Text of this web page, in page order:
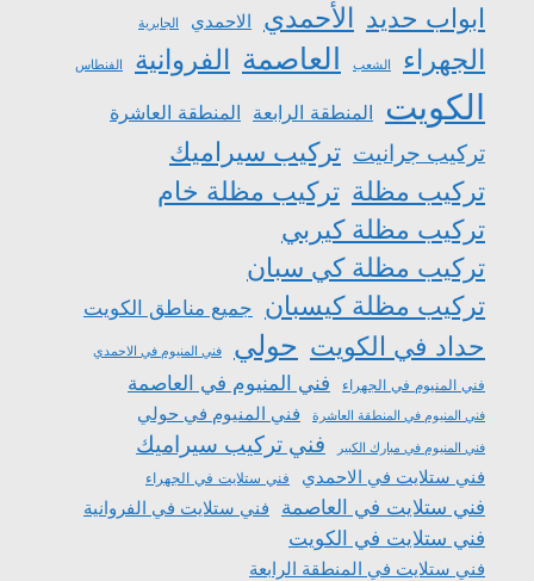
ابواب حديد الأحمدي الاحمدي الجابرية
الجهراء الشعب العاصمة الفروانية الفنطاس
الكويت المنطقة الرابعة المنطقة العاشرة
تركيب جرانيت تركيب سيراميك
تركيب مظلة تركيب مظلة خام
تركيب مظلة كيربي
تركيب مظلة كي سبان
تركيب مظلة كيسبان جميع مناطق الكويت
حداد في الكويت حولي فني المنيوم في الاحمدي
فني المنيوم في الجهراء فني المنيوم في العاصمة
فني المنيوم في المنطقة العاشرة فني المنيوم في حولي
فني المنيوم في مبارك الكبير فني تركيب سيراميك
فني ستلايت في الاحمدي فني ستلايت في الجهراء
فني ستلايت في العاصمة فني ستلايت في الفروانية
فني ستلايت في الكويت
فني ستلايت في المنطقة الرابعة